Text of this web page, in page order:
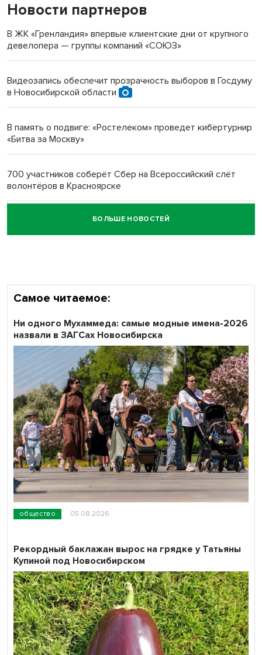
«Мы живём на пастбище!»: в новосибирском селе лошади
терроризируют жителей
Инвалид получил условный срок за избиение врачей
Новосибирский преподаватель с женой вошли в топ-16
Обновлённое отделение ВТБ открылось в Искитиме
Новости партнеров
В ЖК «Гренландия» впервые клиентские дни от крупного
девелопера — группы компаний «СОЮЗ»
Видеозапись обеспечит прозрачность выборов в Госдуму
в Новосибирской области
В память о подвиге: «Ростелеком» проведет кибертурнир
«Битва за Москву»
700 участников соберёт Сбер на Всероссийский слёт
волонтёров в Красноярске
Честный выбор: видеонаблюдение обеспечит
объективность результатов ЕДГ в Новосибирской
БОЛЬШЕ НОВОСТЕЙ
Самое читаемое:
общество 05.08.2026
Ни одного Мухаммеда: самые модные имена-2026
назвали в ЗАГСах Новосибирска
Рекордный баклажан вырос на грядке у Татьяны
Купиной под Новосибирском